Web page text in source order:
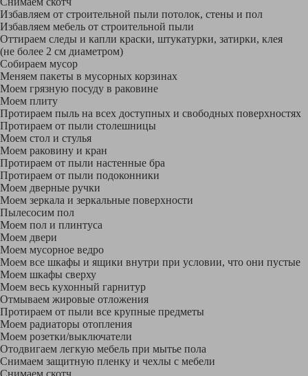
Избавляем от строительной пыли потолок, стены и пол
Избавляем мебель от строительной пыли
Оттираем следы и капли краски, штукатурки, затирки, клея
(не более 2 см диаметром)
Собираем мусор
Меняем пакеты в мусорных корзинах
Моем грязную посуду в раковине
Моем плиту
Протираем пыль на всех доступных и свободных поверхностях
Протираем от пыли столешницы
Моем стол и стулья
Моем раковину и кран
Протираем от пыли настенные бра
Протираем от пыли подоконники
Моем дверные ручки
Моем зеркала и зеркальные поверхности
Пылесосим пол
Моем пол и плинтуса
Моем двери
Моем мусорное ведро
Моем все шкафы и ящики внутри при условии, что они пустые
Моем шкафы сверху
Моем весь кухонный гарнитур
Отмываем жировые отложения
Протираем от пыли все крупные предметы
Моем радиаторы отопления
Моем розетки/выключатели
Отодвигаем легкую мебель при мытье пола
Снимаем защитную пленку и чехлы с мебели
Снимаем скотч